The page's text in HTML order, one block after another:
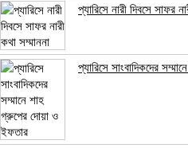
প্যারিসে নারী দিবসে সাফর
প্যারিসে সাংবাদিকদের